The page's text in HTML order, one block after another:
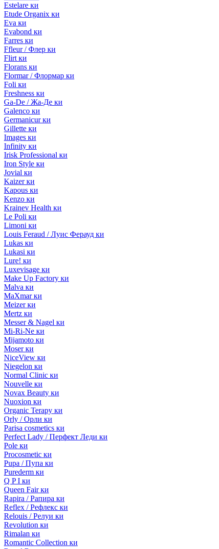
Estelare ки
Etude Organix ки
Eva ки
Evabond ки
Farres ки
Ffleur / Флер ки
Flirt ки
Florans ки
Flormar / Флормар ки
Foli ки
Freshness ки
Ga-De / Жа-Де ки
Galenco ки
Germanicur ки
Gillette ки
Images ки
Infinity ки
Irisk Professional ки
Iron Style ки
Jovial ки
Kaizer ки
Kapous ки
Kenzo ки
Krainev Health ки
Le Poli ки
Limoni ки
Louis Feraud / Луис Ферауд ки
Lukas ки
Lukasi ки
Lure! ки
Luxevisage ки
Make Up Factory ки
Malva ки
MaXmar ки
Meizer ки
Mertz ки
Messer & Nagel ки
Mi-Ri-Ne ки
Mijamoto ки
Moser ки
NiceView ки
Niegelon ки
Normal Clinic ки
Nouvelle ки
Novax Beauty ки
Nuoxion ки
Organic Terapy ки
Orly / Орли ки
Parisa cosmetics ки
Perfect Lady / Перфект Леди ки
Pole ки
Procosmetic ки
Pupa / Пупа ки
Purederm ки
Q P I ки
Queen Fair ки
Rapira / Рапира ки
Reflex / Рефлекс ки
Relouis / Релуи ки
Revolution ки
Rimalan ки
Romantic Collection ки